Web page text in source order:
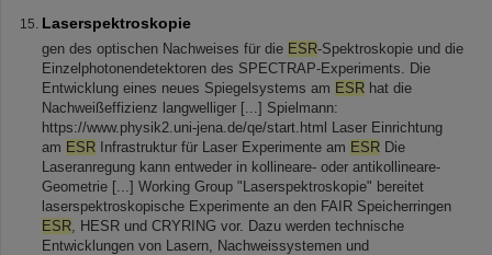
Laserspektroskopie
gen des optischen Nachweises für die ESR-Spektroskopie und die
Einzelphotonendetektoren des SPECTRAP-Experiments. Die
Entwicklung eines neues Spiegelsystems am ESR hat die
Nachweißeffizienz langwelliger [...] Spielmann:
https://www.physik2.uni-jena.de/qe/start.html Laser Einrichtung
am ESR Infrastruktur für Laser Experimente am ESR Die
Laseranregung kann entweder in kollineare- oder antikollineare-
Geometrie [...] Working Group "Laserspektroskopie" bereitet
laserspektroskopische Experimente an den FAIR Speicherringen
ESR, HESR und CRYRING vor. Dazu werden technische
Entwicklungen von Lasern, Nachweissystemen und